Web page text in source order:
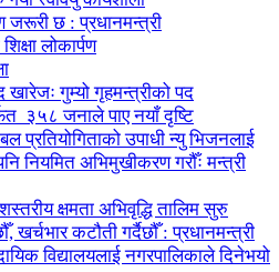
जरूरी छ : प्रधानमन्त्री
लोकार्पण
खारेजः गुम्यो गृहमन्त्रीको पद
३५८ जनाले पाए नयाँ दृष्टि
प्रतियोगिताको उपाधी न्यु भिजनलाई
नियमित अभिमुखीकरण गरौँः मन्त्री
क्षमता अभिवृद्धि तालिम सुरु
खर्चभार कटौती गर्दैछौँ : प्रधानमन्त्री
विद्यालयलाई नगरपालिकाले दिनेभयो